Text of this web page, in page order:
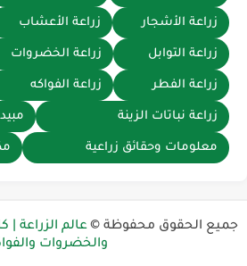
زراعة الأشجار زراعة الأعشاب
زراعة التوابل زراعة الخضروات
زراعة الفطر زراعة الفواكه
زراعة نباتات الزينة
معلومات وحقائق زراعية
الحقوق محفوظة © عالم الزراعة |
والخضروات والفواكه